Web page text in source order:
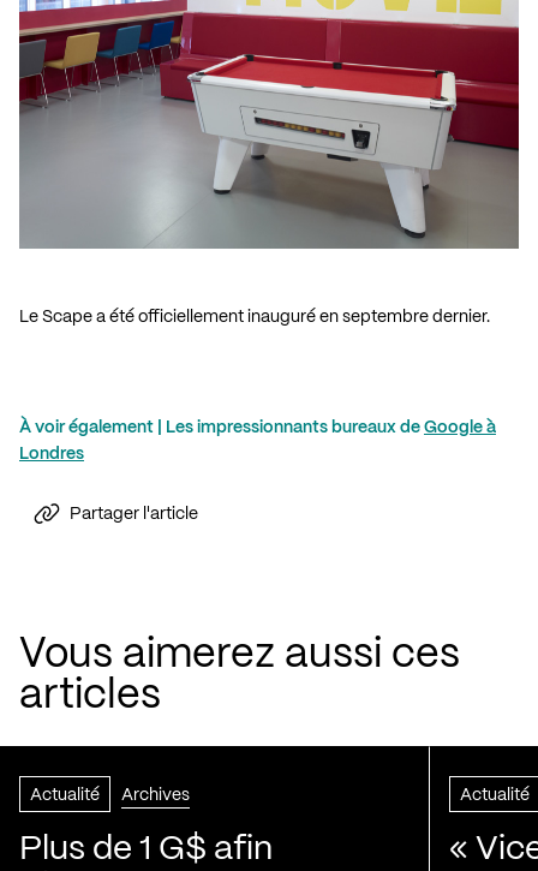
Le Scape a été officiellement inauguré en septembre dernier.
À voir également | Les impressionnants bureaux de Google à
Londres
Partager l'article
Vous aimerez aussi ces
articles
Actualité Archives
Plus de 1 G$ afin
Actualité
«